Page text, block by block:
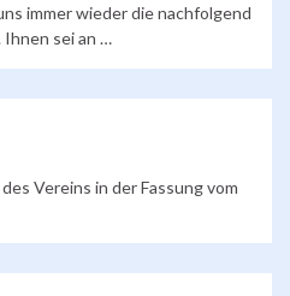
immer wieder die nachfolgend
sei an …
Vereins in der Fassung vom